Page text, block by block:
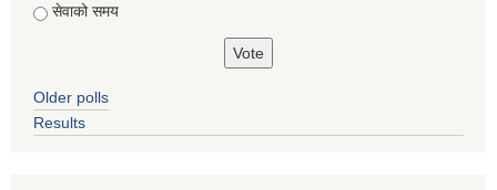
सेवाको समय
Older polls
Results